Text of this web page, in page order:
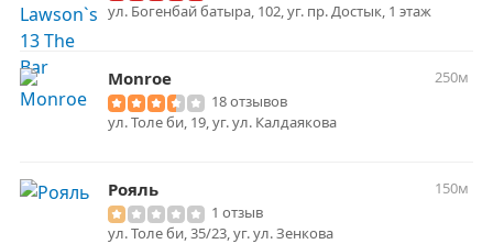
ул. Богенбай батыра, 102, уг. пр. Достык, 1 этаж
Monroe
250м
18 отзывов
ул. Толе би, 19, уг. ул. Калдаякова
Рояль
150м
1 отзыв
ул. Толе би, 35/23, уг. ул. Зенкова